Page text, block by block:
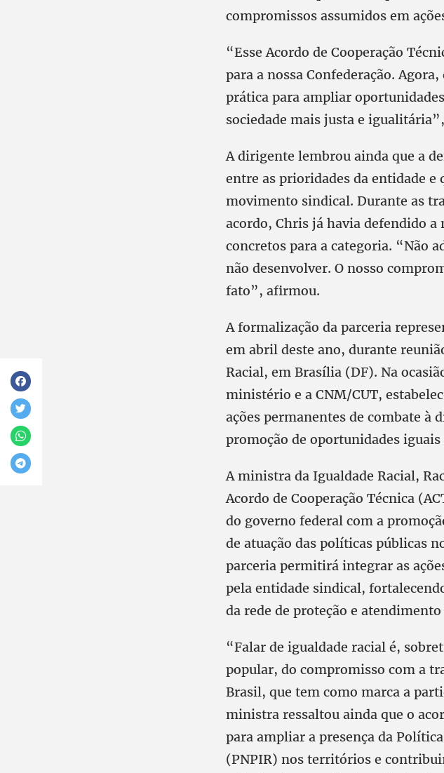
compromissos assumidos em
“Esse Acordo de Cooperação
para a nossa Confederação.
prática para ampliar
sociedade mais justa e
A dirigente lembrou ainda que a
entre as prioridades da entidade e
movimento sindical. Durante as
acordo, Chris já havia defendido
concretos para a categoria. “Não
não desenvolver. O nosso
fato”, afirmou.
A formalização da parceria
em abril deste ano, durante
Racial, em Brasília (DF). Na
ministério e a CNM/CUT,
ações permanentes de combate à
promoção de oportunidades
A ministra da Igualdade Racial,
Acordo de Cooperação Técnica
do governo federal com a
de atuação das políticas públicas
parceria permitirá integrar as
pela entidade sindical,
da rede de proteção e atendimento
“Falar de igualdade racial é,
popular, do compromisso com a
Brasil, que tem como marca a
ministra ressaltou ainda que o
para ampliar a presença da
(PNPIR) nos territórios e